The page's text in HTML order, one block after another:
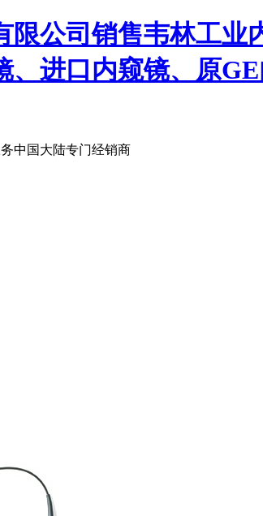
限公司销售韦林工
、进口内窥镜、原
中国大陆专门经销商